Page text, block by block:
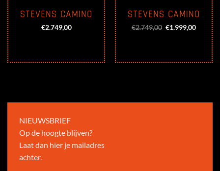
STEVENS CAMINO
€2.749,00
STEVENS CAMINO
€2.749,00 Oorspronkelijke
€1.999,00Huidige
NIEUWSBRIEF
Op de hoogte blijven?
Laat dan hier je mailadres
achter.